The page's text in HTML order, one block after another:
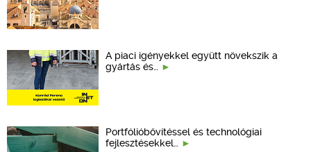
A piaci igényekkel együtt növekszik a
gyártás és…
Portfólióbővítéssel és technológiai
fejlesztésekkel…